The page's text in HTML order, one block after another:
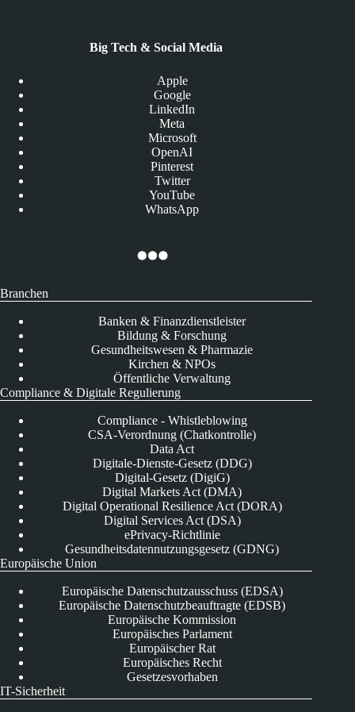
Big Tech & Social Media
Apple
Google
LinkedIn
Meta
Microsoft
OpenAI
Pinterest
Twitter
YouTube
WhatsApp
Branchen
Banken & Finanzdienstleister
Bildung & Forschung
Gesundheitswesen & Pharmazie
Kirchen & NPOs
Öffentliche Verwaltung
Compliance & Digitale Regulierung
Compliance - Whistleblowing
CSA-Verordnung (Chatkontrolle)
Data Act
Digitale-Dienste-Gesetz (DDG)
Digital-Gesetz (DigiG)
Digital Markets Act (DMA)
Digital Operational Resilience Act (DORA)
Digital Services Act (DSA)
ePrivacy-Richtlinie
Gesundheitsdatennutzungsgesetz (GDNG)
Europäische Union
Europäische Datenschutzausschuss (EDSA)
Europäische Datenschutzbeauftragte (EDSB)
Europäische Kommission
Europäisches Parlament
Europäischer Rat
Europäisches Recht
Gesetzesvorhaben
IT-Sicherheit